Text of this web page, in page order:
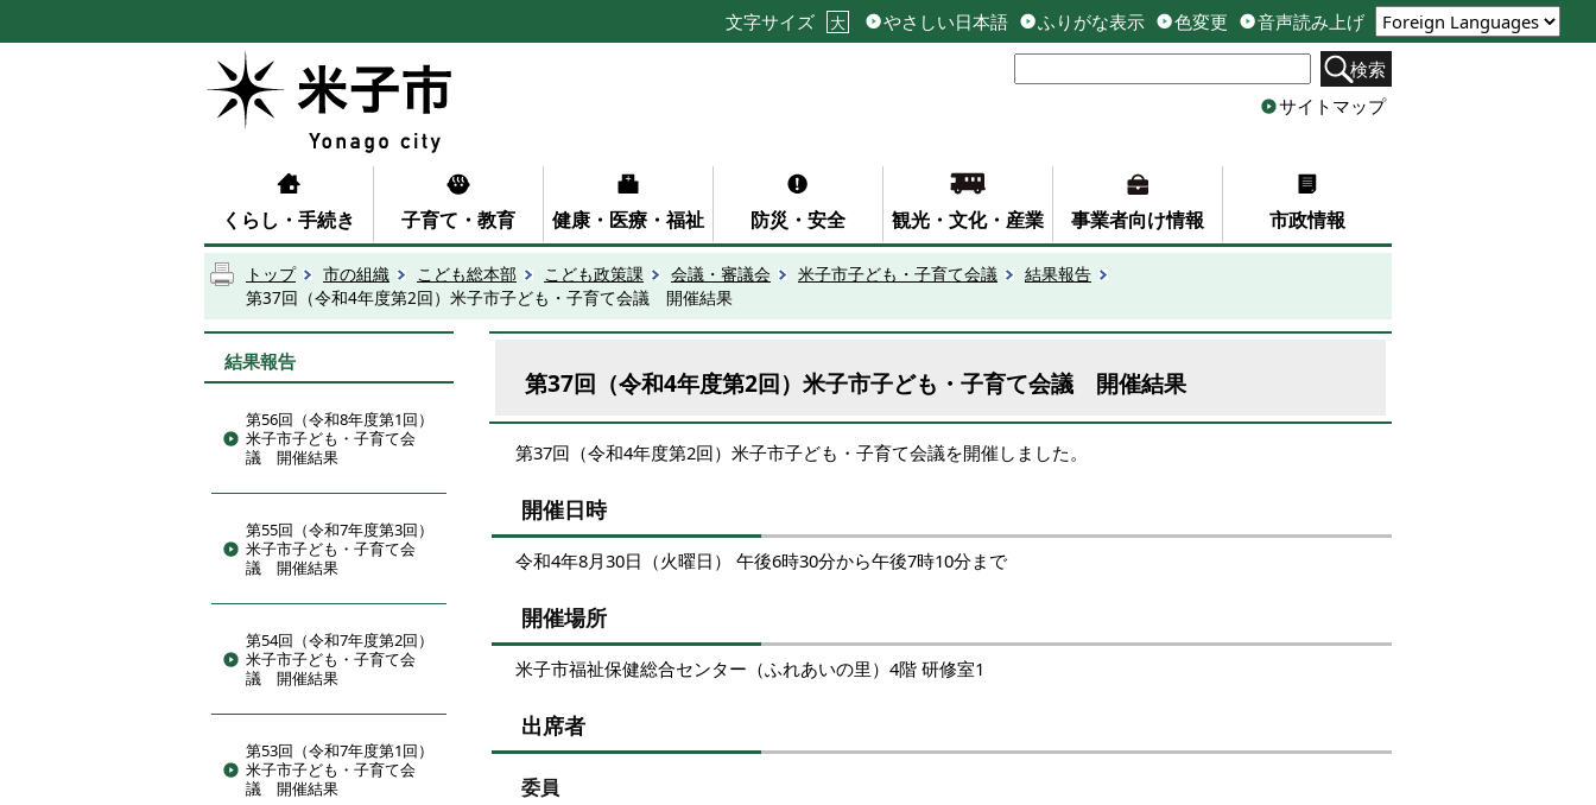
文字サイズ 大 やさしい日本語 ふりがな表示 色変更
音声読み上げ
検索
サイトマップ
くらし・手続き 子育て・教育 健康・医療・福祉 防災・安全 観光・文化・産業 事業者向け情報 市政情報
トップ 市の組織 こども総本部 こども政策課 会議・審議会 米子市子ども・子育て会議
結果報告
第37回（令和4年度第2回）米子市子ども・子育て会議 開催結果
結果報告
第56回（令和8年度第1回）
米子市子ども・子育て会
議 開催結果
第55回（令和7年度第3回）
米子市子ども・子育て会
議 開催結果
第54回（令和7年度第2回）
米子市子ども・子育て会
議 開催結果
第53回（令和7年度第1回）
米子市子ども・子育て会
議 開催結果
第37回（令和4年度第2回）米子市子ども・子育て会議 開催結果
第37回（令和4年度第2回）米子市子ども・子育て会議を開催しました。
開催日時
令和4年8月30日（火曜日） 午後6時30分から午後7時10分まで
開催場所
米子市福祉保健総合センター（ふれあいの里）4階 研修室1
出席者
委員